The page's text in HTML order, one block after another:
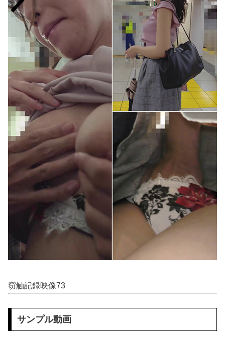
【FANZA】 2026年8月7日(金)配信開始作品
混浴露天風呂の女性客見て甥っ子がフルぼ●きしてしまう事案が発生 part4
【二次エ□】 褐色肌美人まとめ、健康美が最高すぎるH画像ｗ
【ホリミヤ】 吉川由紀ちゃんとハメ撮りえ●ち♥
【画像】 宇垣美里「学生時代は全然モテなかったです」←これほんまかぁ？w w w w w w w w
韓国人「韓国サッカー協会が行った国際試合の性的接待の全容がこちら…」→「完全に買収してる…（ブルブル」＝韓国の反応
窃触記録映像73
サンプル動画